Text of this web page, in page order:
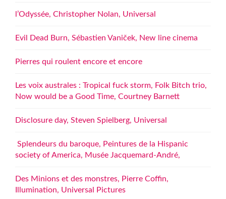
l’Odyssée, Christopher Nolan, Universal
Evil Dead Burn, Sébastien Vaniček, New line cinema
Pierres qui roulent encore et encore
Les voix australes : Tropical fuck storm, Folk Bitch trio,
Now would be a Good Time, Courtney Barnett
Disclosure day, Steven Spielberg, Universal
Splendeurs du baroque, Peintures de la Hispanic
society of America, Musée Jacquemard-André,
Des Minions et des monstres, Pierre Coffin,
Illumination, Universal Pictures